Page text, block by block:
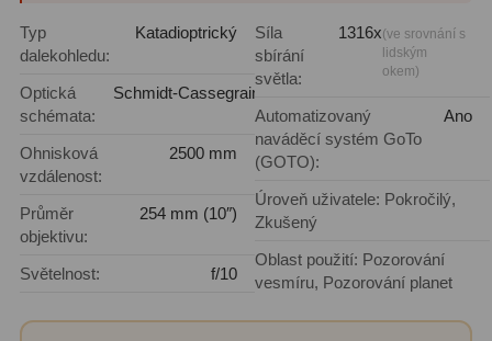
Typ
dalekohledu:
Katadioptrický
Optická
schémata:
Schmidt-Cassegrain
Ohnisková
vzdálenost:
2500 mm
Průměr
objektivu:
254 mm (10″)
Světelnost: f/10
Síla
sbírání
světla:
1316x(ve srovnání s
lidským
okem)
Automatizovaný
naváděcí systém GoTo
(GOTO):
Ano
Úroveň uživatele: Pokročilý,
Zkušený
Oblast použití: Pozorování
vesmíru, Pozorování planet